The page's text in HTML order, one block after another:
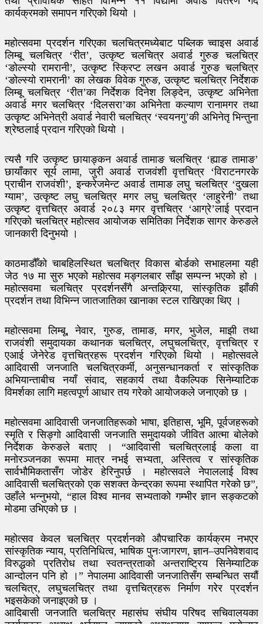
कार्यक्रमको समापन गरिएको थियो ।
महोत्सवमा प्रदर्शन गरिएका चलचित्रमध्येबाट पब्लिक च्वाइस अवार्ड
लिम्बू चलचित्र ‘रीत’, उत्कृष्ट चलचित्र अवार्ड गुरुङ चलचित्र
‘ङोल्स्यो रामरानी’, उत्कृष्ट स्क्रिप्ट लखन अवार्ड गुरुङ चलचित्र
‘ङोल्स्यो रामरानी’ का लेखक विवेक गुरुङ, उत्कृष्ट चलचित्र निर्देशक
लिम्बू चलचित्र ‘रीत’का निर्देशक दिनेश लिङ्देन, उत्कृष्ट अभिनेता
अवार्ड मगर चलचित्र ‘दिलसरा’का अभिनेता कल्याण रानामगर तथा
उत्कृष्ट अभिनेत्री अवार्ड नेवारी चलचित्र ‘स्वयनगु’की अभिनेतृ भिन्तुना
श्रेष्ठलाई प्रदान गरिएको थियो ।
त्यसै गरि उत्कृष्ट छायाङ्कन अवार्ड तामाङ चलचित्र ‘ह्याङ तामाङ’
छायाँकार सूर्य लामा, जुरी अवार्ड राजवंशी वृत्तचित्र ‘विराटनगरके
प्राचीन राजवंशी’, इन्करेजमेन्ट अवार्ड तामाङ लघु चलचित्र ‘दुखला
ग्याम’, उत्कृष्ट लघु चलचित्र मगर लघु चलचित्र ‘लाहुरेनी’ तथा
उत्कृष्ट वृत्तचित्र अवार्ड २०८३ मगर वृत्तचित्र ‘आग्रे’लाई प्रदान
गरिएको चलचित्र महोत्सव आयोजक समितिका निर्देशक सागर केरुङले
जानकारी दिनुभयो ।
काठमाडौँको चाबहिलस्थित चलचित्र विकास बोर्डको सभाहलमा यही
जेठ १७ मा सुरु भएको महोत्सव मङ्गलबार साँझ सम्पन्न भएको हो ।
महोत्सवमा चलचित्र प्रदर्शनसँगै अन्तक्र्रिया, सांस्कृतिक झाँकी
प्रदर्शन तथा विभिन्न जातजातिका खानाका स्टल राखिएका थिए ।
महोत्सवमा लिम्बू, नेवार, गुरुङ, तामाङ, मगर, भुजेल, माझी तथा
राजवंशी समुदायका कथानक चलचित्र, लघुचलचित्र, वृत्तचित्र र
एआई जेनेरेड वृत्तचित्रहरू प्रदर्शन गरिएको थियो । महोत्सवले
आदिवासी जनजाति चलचित्रकर्मी, अनुसन्धानकर्ता र सांस्कृतिक
अभियान्ताबीच नयाँ संवाद, सहकार्य तथा वैकल्पिक सिनेम्याटिक
विमर्शका लागि महत्वपूर्ण आधार तय गरेको आयोजकले जनाएको छ ।
महोत्सवमा आदिवासी जनजातिहरूको भाषा, इतिहास, भूमि, पूर्वजहरूको
स्मृति र सिङ्गो आदिवासी जनजाति समुदायको जीवित आत्मा बोलेको
निर्देशक केरुङले बताए । “आदिवासी चलचित्रलाई कला वा
मनोरञ्जनका रूपमा मात्र नभई सभ्यता, अस्तित्व र सांस्कृतिक
सार्वभौमिकतासँग जोडेर हेरिनुपर्छ । महोत्सवले नेपाललाई विश्व
आदिवासी चलचित्रको एक सशक्त केन्द्रका रूपमा स्थापित गरेको छ”,
उहाँले भन्नुभयो, “हाल विश्व मानव सभ्यताको गम्भीर ज्ञान सङ्कटको
मोडमा उभिएको छ ।
महोत्सव केवल चलचित्र प्रदर्शनको औपचारिक कार्यक्रम नभएर
सांस्कृतिक न्याय, प्रतिनिधित्व, भाषिक पुनःजागरण, ज्ञान–उपनिवेशवाद
विरुद्धको प्रतिरोध तथा स्वतन्त्रताको अन्तराष्ट्रिय सिनेम्याटिक
आन्दोलन पनि हो ।” नेपालमा आदिवासी जनजातिसँग सम्बन्धित सयौं
चलचित्र, लघुचलचित्र तथा वृत्तचित्रहरू निर्माण गरेर प्रदर्शन
भइसकेको जनाइएको छ ।
आदिबासी जनजाति चलचित्र महासंघ संघीय परिषद सचिवालयका